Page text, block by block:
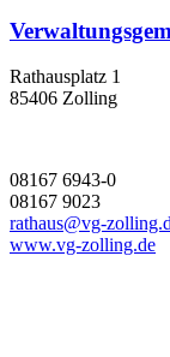
Rathausplatz 1
85406 Zolling
08167 6943-0
08167 9023
rathaus@vg-
www.vg-zolling.de